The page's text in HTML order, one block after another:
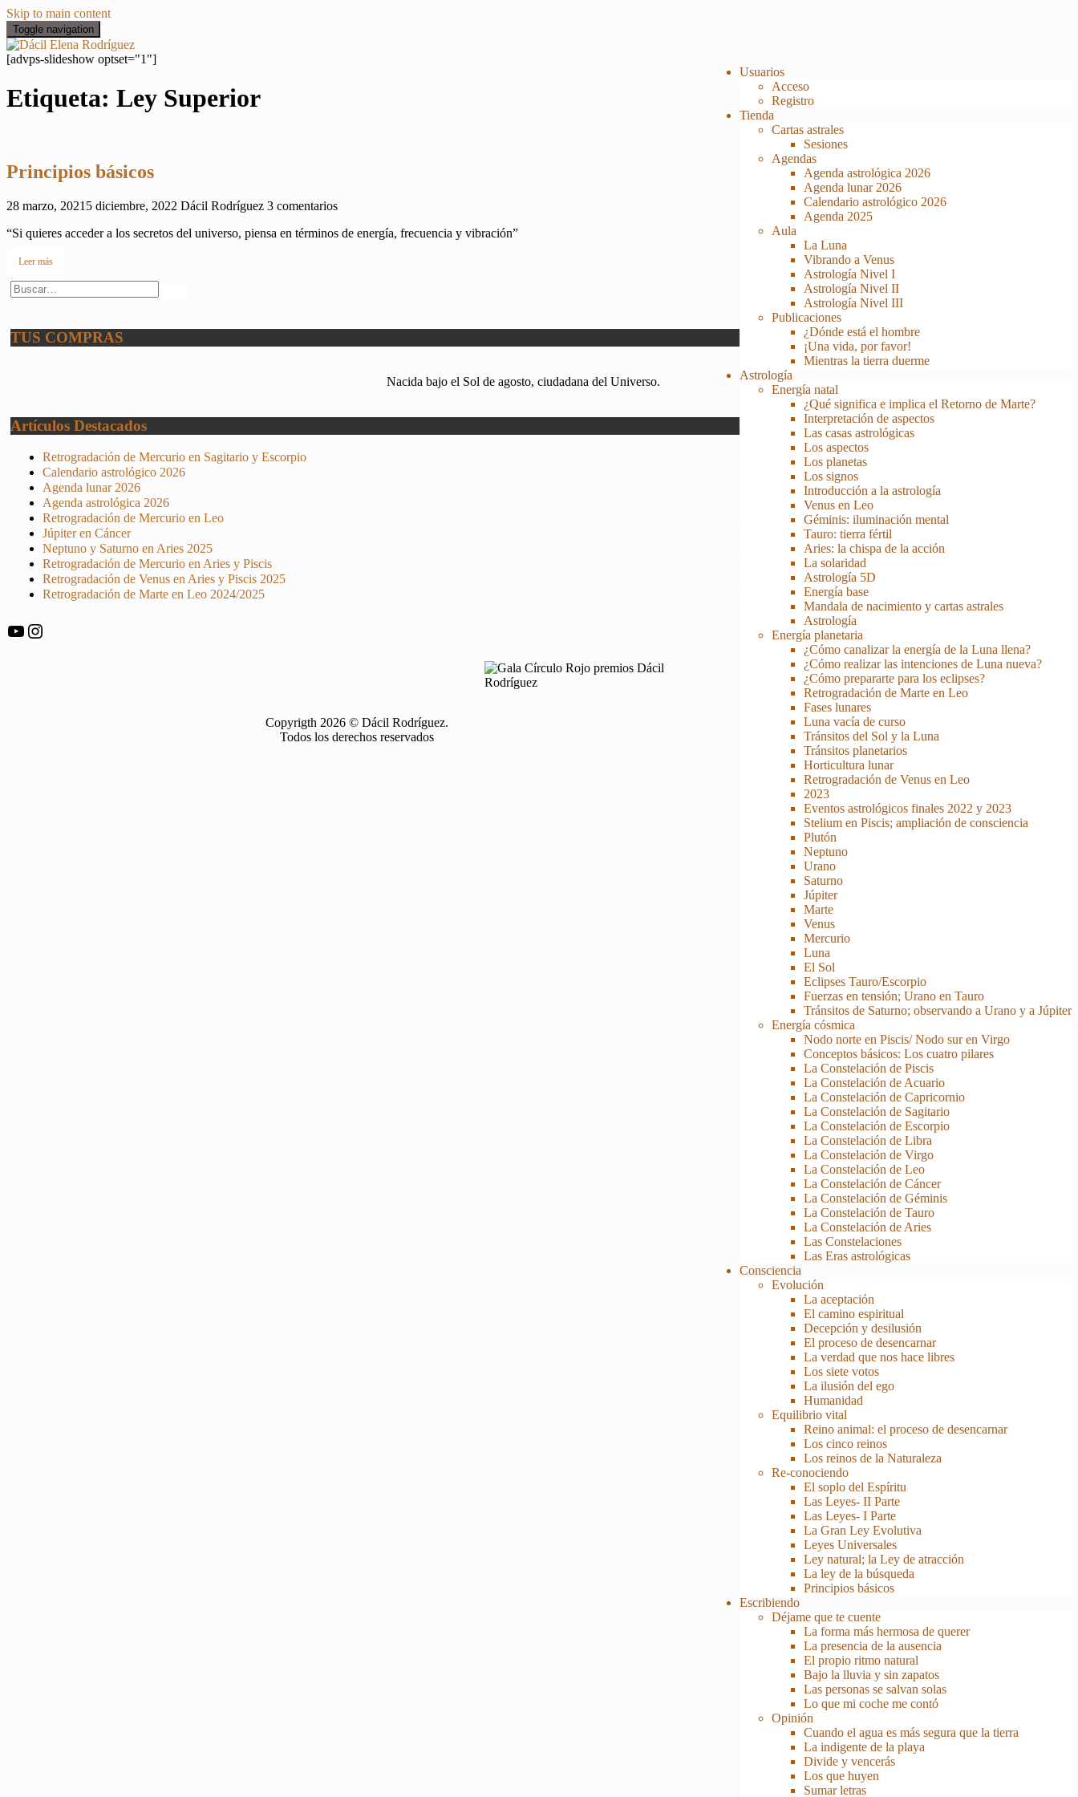
Skip to main content
Toggle navigation
Usuarios
Acceso
Registro
Tienda
Cartas astrales
Sesiones
Agendas
Agenda astrológica 2026
Agenda lunar 2026
Calendario astrológico 2026
Agenda 2025
Aula
La Luna
Vibrando a Venus
Astrología Nivel I
Astrología Nivel II
Astrología Nivel III
Publicaciones
¿Dónde está el hombre
¡Una vida, por favor!
Mientras la tierra duerme
Astrología
Energía natal
¿Qué significa e implica el Retorno de Marte?
Interpretación de aspectos
Las casas astrológicas
Los aspectos
Los planetas
Los signos
Introducción a la astrología
Venus en Leo
Géminis: iluminación mental
Tauro: tierra fértil
Aries: la chispa de la acción
La solaridad
Astrología 5D
Energía base
Mandala de nacimiento y cartas astrales
Astrología
Energía planetaria
¿Cómo canalizar la energía de la Luna llena?
¿Cómo realizar las intenciones de Luna nueva?
¿Cómo prepararte para los eclipses?
Retrogradación de Marte en Leo
Fases lunares
Luna vacía de curso
Tránsitos del Sol y la Luna
Tránsitos planetarios
Horticultura lunar
Retrogradación de Venus en Leo
2023
Eventos astrológicos finales 2022 y 2023
Stelium en Piscis; ampliación de consciencia
Plutón
Neptuno
Urano
Saturno
Júpiter
Marte
Venus
Mercurio
Luna
El Sol
Eclipses Tauro/Escorpio
Fuerzas en tensión; Urano en Tauro
Tránsitos de Saturno; observando a Urano y a Júpiter
Energía cósmica
Nodo norte en Piscis/ Nodo sur en Virgo
Conceptos básicos: Los cuatro pilares
La Constelación de Piscis
La Constelación de Acuario
La Constelación de Capricornio
La Constelación de Sagitario
La Constelación de Escorpio
La Constelación de Libra
La Constelación de Virgo
La Constelación de Leo
La Constelación de Cáncer
La Constelación de Géminis
La Constelación de Tauro
La Constelación de Aries
Las Constelaciones
Las Eras astrológicas
Consciencia
Evolución
La aceptación
El camino espiritual
Decepción y desilusión
El proceso de desencarnar
La verdad que nos hace libres
Los siete votos
La ilusión del ego
Humanidad
Equilibrio vital
Reino animal: el proceso de desencarnar
Los cinco reinos
Los reinos de la Naturaleza
Re-conociendo
El soplo del Espíritu
Las Leyes- II Parte
Las Leyes- I Parte
La Gran Ley Evolutiva
Leyes Universales
Ley natural; la Ley de atracción
La ley de la búsqueda
Principios básicos
Escribiendo
Déjame que te cuente
La forma más hermosa de querer
La presencia de la ausencia
El propio ritmo natural
Bajo la lluvia y sin zapatos
Las personas se salvan solas
Lo que mi coche me contó
Opinión
Cuando el agua es más segura que la tierra
La indigente de la playa
Divide y vencerás
Los que huyen
Sumar letras
[advps-slideshow optset="1"]
Etiqueta: Ley Superior
Principios básicos
28 marzo, 2021 5 diciembre, 2022 Dácil Rodríguez 3 comentarios
“Si quieres acceder a los secretos del universo, piensa en términos de energía, frecuencia y vibración”
Leer más
Buscar:
TUS COMPRAS
Nacida bajo el Sol de agosto, ciudadana del Universo.
Artículos Destacados
Retrogradación de Mercurio en Sagitario y Escorpio
Calendario astrológico 2026
Agenda lunar 2026
Agenda astrológica 2026
Retrogradación de Mercurio en Leo
Júpiter en Cáncer
Neptuno y Saturno en Aries 2025
Retrogradación de Mercurio en Aries y Piscis
Retrogradación de Venus en Aries y Piscis 2025
Retrogradación de Marte en Leo 2024/2025
YouTube
Instagram
Copyrigth 2026 © Dácil Rodríguez.
Todos los derechos reservados